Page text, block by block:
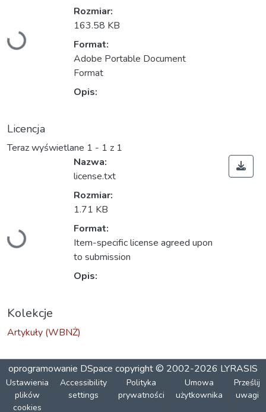
Ładowanie...
Rozmiar:
163.58 KB
Format:
Adobe Portable Document
Format
Opis:
Licencja
Teraz wyświetlane 1 - 1 z 1
Ładowanie...
Nazwa:
license.txt
Rozmiar:
1.71 KB
Format:
Item-specific license agreed upon
to submission
Opis:
Kolekcje
Artykuły (WBNŻ)
oprogramowanie DSpace copyright © 2002-2026 LYRASIS
Ustawienia
plików
cookies
Accessibility
settings
Polityka
prywatności
Umowa
użytkownika
Prześlij
uwagi